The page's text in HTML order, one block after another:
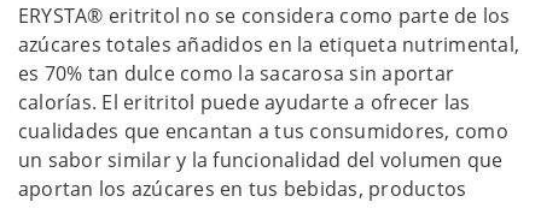
ERYSTA® eritritol no se considera como parte de los
azúcares totales añadidos en la etiqueta nutrimental,
es 70% tan dulce como la sacarosa sin aportar
calorías. El eritritol puede ayudarte a ofrecer las
cualidades que encantan a tus consumidores, como
un sabor similar y la funcionalidad del volumen que
aportan los azúcares en tus bebidas, productos